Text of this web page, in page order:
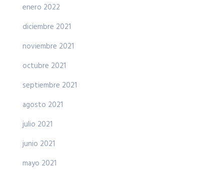
enero 2022
diciembre 2021
noviembre 2021
octubre 2021
septiembre 2021
agosto 2021
julio 2021
junio 2021
mayo 2021